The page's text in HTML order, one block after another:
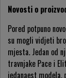
Novosti o
Pored potpuno
su mogli vidjeti
mjesta. Jedan od
travnjake Pace i
jedanaest modela,